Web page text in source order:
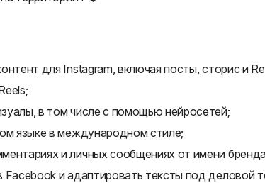
для Instagram, включая посты, сторис и
в том числе с помощью нейросетей;
языке в международном стиле;
и личных сообщениях от имени
Facebook и адаптировать тексты под деловой